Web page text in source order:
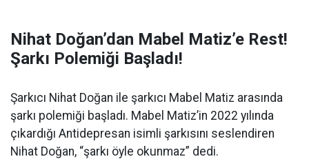
Nihat Doğan’dan Mabel Matiz’e Rest!
Şarkı Polemiği Başladı!
Şarkıcı Nihat Doğan ile şarkıcı Mabel Matiz arasında
şarkı polemiği başladı. Mabel Matiz’in 2022 yılında
çıkardığı Antidepresan isimli şarkısını seslendiren
Nihat Doğan, “şarkı öyle okunmaz” dedi.